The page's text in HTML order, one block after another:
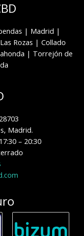
| Madrid |
Las Rozas | Collado
| Torrejón de
Madrid.
– 20:30